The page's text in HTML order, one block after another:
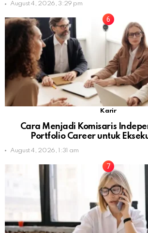
August 4, 2026, 3:29 pm
Karir
Cara Menjadi Komisaris
Portfolio Career untuk
August 4, 2026, 1:31 am